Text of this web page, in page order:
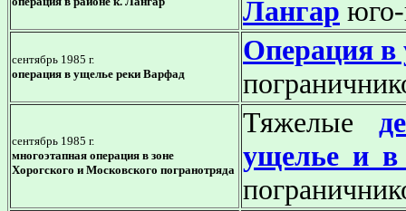
Лангар
сентябрь 1985 г.
операция в ущелье реки Варфад
Операция в
сентябрь 1985 г.
многоэтапная операция в зоне
Хорогского и Московского погранотряда
Тяжелые
ущелье и в